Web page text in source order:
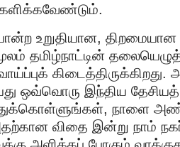
உறுதியான, திறமையான
தமிழ்நாட்டின்
ஒவ்வொரு இந்திய
நாளை
விதை இன்று நாம்